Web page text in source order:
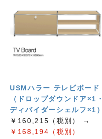
USMハラー テレビボード
（ドロップダウンドア×1・
ディバイダーシェルフ×1）
￥160,215（税別） →
￥168,194（税別）